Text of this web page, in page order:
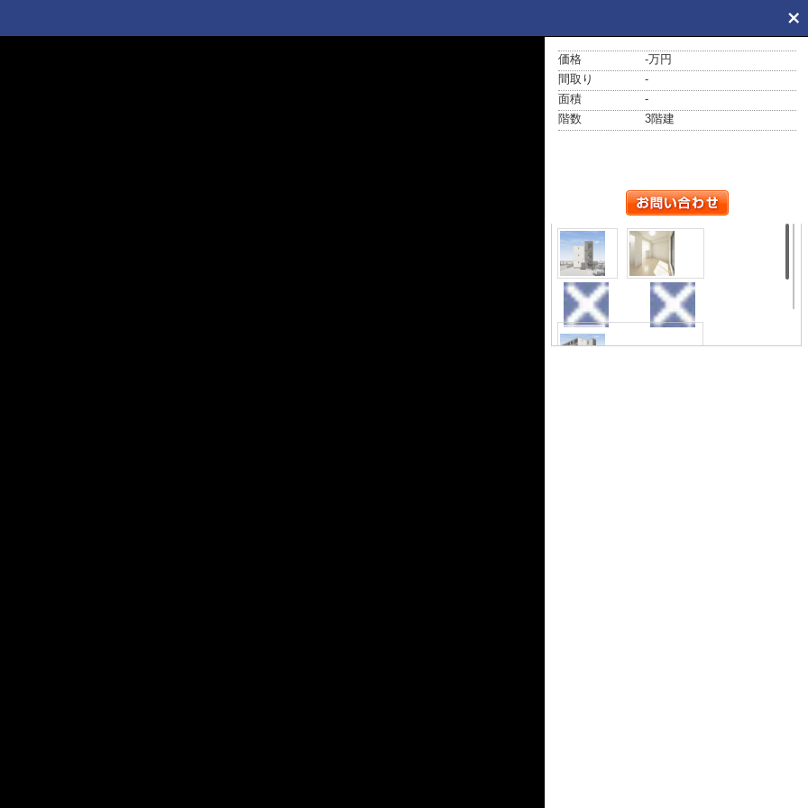
価格
-万円
間取り
-
面積
-
階数
3階建
外観 ロビー